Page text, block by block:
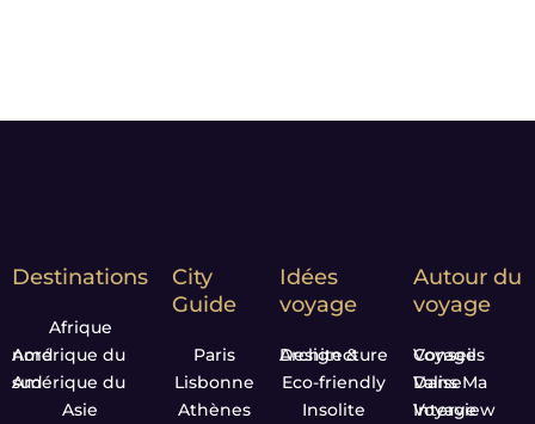
Destinations
Afrique
Amérique du nord
Amérique du sud
Asie
City
Guide
Paris
Lisbonne
Athènes
Idées
voyage
Design & Architecture
Eco-friendly
Insolite
Autour du
voyage
Conseils Voyage
Dans Ma Valise
Interview Voyage